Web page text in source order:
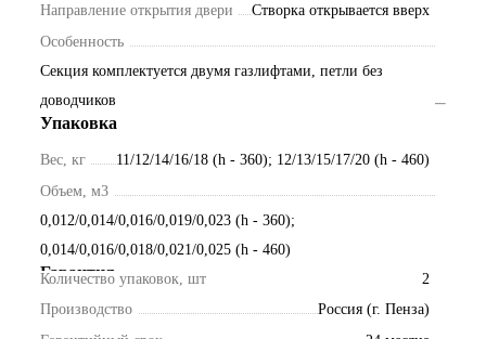
Направление открытия двери
Створка открывается вверх
Особенность
Секция комплектуется двумя газлифтами, петли без
доводчиков
Упаковка
Вес, кг
11/12/14/16/18 (h - 360); 12/13/15/17/20 (h - 460)
Объем, м3
0,012/0,014/0,016/0,019/0,023 (h - 360);
0,014/0,016/0,018/0,021/0,025 (h - 460)
Количество упаковок, шт
2
Гарантия
Производство
Россия (г. Пенза)